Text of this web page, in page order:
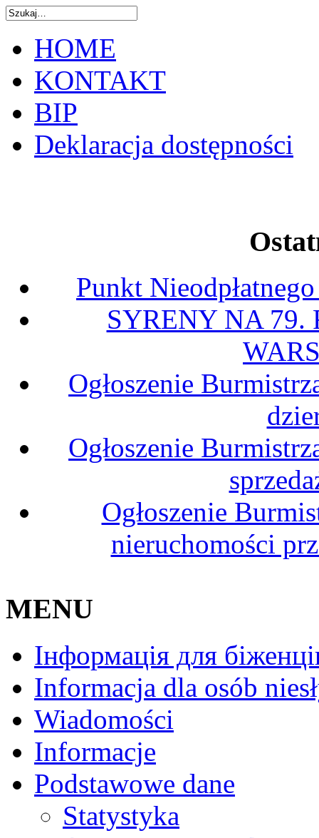
HOME
KONTAKT
BIP
Deklaracja dostępności
Punkt
SYRENY NA 79.
Ogłoszenie
Ogłoszenie
Ogłoszenie
nieruchomości
MENU
Інформація для
Informacja dla osób
Wiadomości
Informacje
Podstawowe dane
Statystyka